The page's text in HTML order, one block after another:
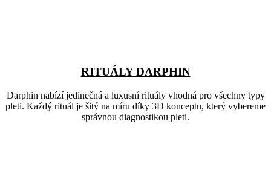
RITUÁLY DARPHIN
Darphin nabízí jedinečná a luxusní rituály vhodná pro všechny typy
pleti. Každý rituál je šitý na míru díky 3D konceptu, který vybereme
správnou diagnostikou pleti.